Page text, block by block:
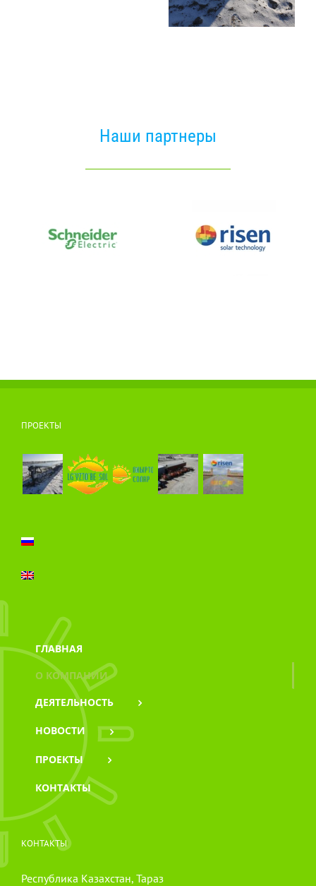
Наши партнеры
ПРОЕКТЫ
ГЛАВНАЯ
О КОМПАНИИ
ДЕЯТЕЛЬНОСТЬ
НОВОСТИ
ПРОЕКТЫ
КОНТАКТЫ
КОНТАКТЫ
Республика Казахстан, Тараз